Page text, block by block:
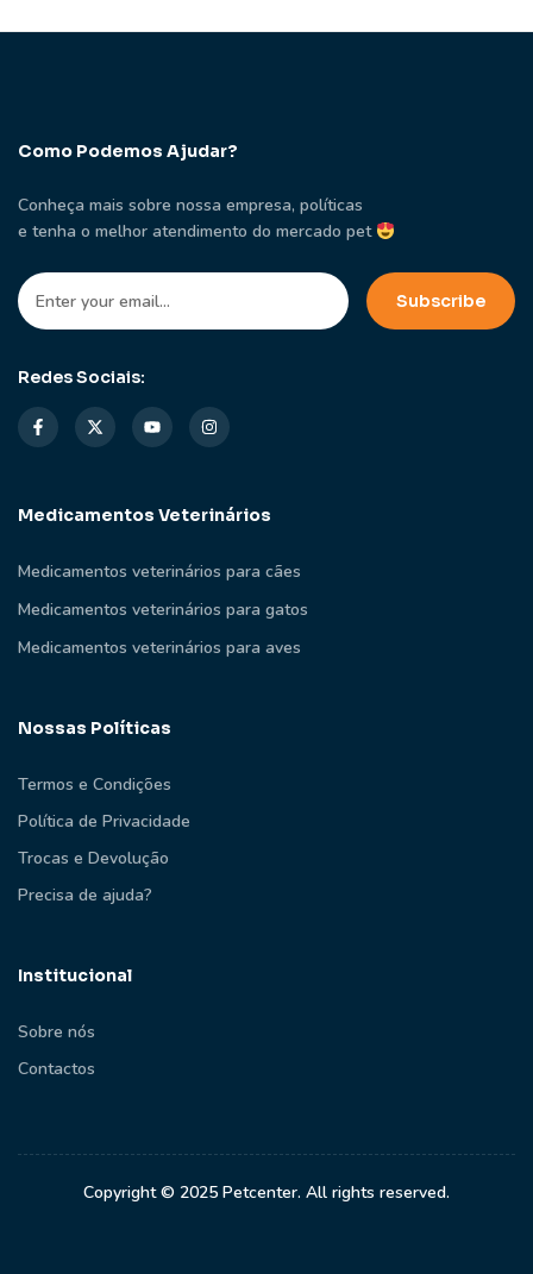
Como Podemos Ajudar?
Conheça mais sobre nossa empresa, políticas
e tenha o melhor atendimento do mercado pet
Redes Sociais:
Medicamentos Veterinários
Medicamentos veterinários para cães
Medicamentos veterinários para gatos
Medicamentos veterinários para aves
Nossas Políticas
Termos e Condições
Política de Privacidade
Trocas e Devolução
Precisa de ajuda?
Institucional
Sobre nós
Contactos
Copyright © 2025 Petcenter. All rights reserved.